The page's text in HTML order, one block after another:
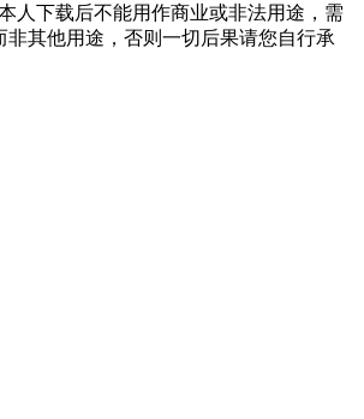
人下载后不能用作商业或非法用途，需
其他用途，否则一切后果请您自行承